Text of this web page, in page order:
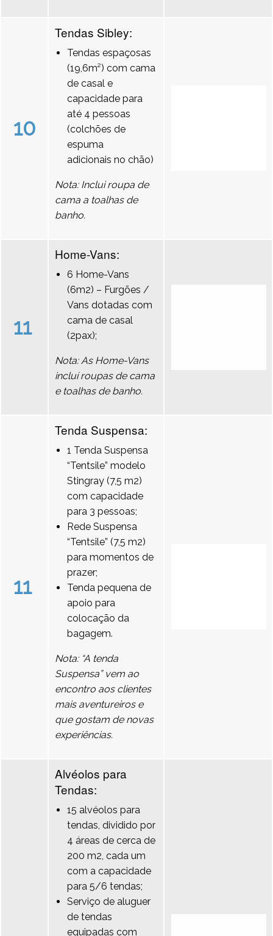
10
Tendas Sibley:
Tendas espaçosas
(19,6m²) com cama
de casal e
capacidade para
até 4 pessoas
(colchões de
espuma
adicionais no chão)
Nota: Inclui roupa de
cama a toalhas de
banho.
11
Home-Vans:
6 Home-Vans
(6m2) – Furgões /
Vans dotadas com
cama de casal
(2pax);
Nota: As Home-Vans
incluí roupas de cama
e toalhas de banho.
11
Tenda Suspensa:
1 Tenda Suspensa
“Tentsile” modelo
Stingray (7,5 m2)
com capacidade
para 3 pessoas;
Rede Suspensa
“Tentsile” (7,5 m2)
para momentos de
prazer;
Tenda pequena de
apoio para
colocação da
bagagem.
Nota: “A tenda
Suspensa” vem ao
encontro aos clientes
mais aventureiros e
que gostam de novas
experiências.
Alvéolos para
Tendas:
15 alvéolos para
tendas, dividido por
4 áreas de cerca de
200 m2, cada um
com a capacidade
para 5/6 tendas;
Serviço de aluguer
de tendas
equipadas com